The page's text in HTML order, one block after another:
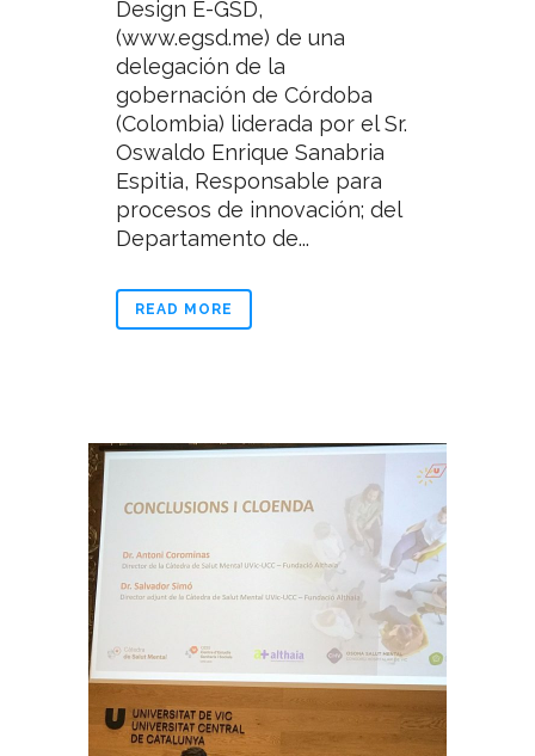
Design E-GSD,
(www.egsd.me) de una
delegación de la
gobernación de Córdoba
(Colombia) liderada por el Sr.
Oswaldo Enrique Sanabria
Espitia, Responsable para
procesos de innovación; del
Departamento de...
READ MORE